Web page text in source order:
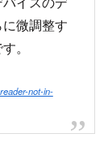
微調整す
。
not-in-